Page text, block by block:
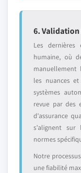
6.
Les dernières
humaine, où
manuellement
les nuances
systèmes
revue par des
d'assurance
s'alignent sur
normes
Notre
une fiabilité